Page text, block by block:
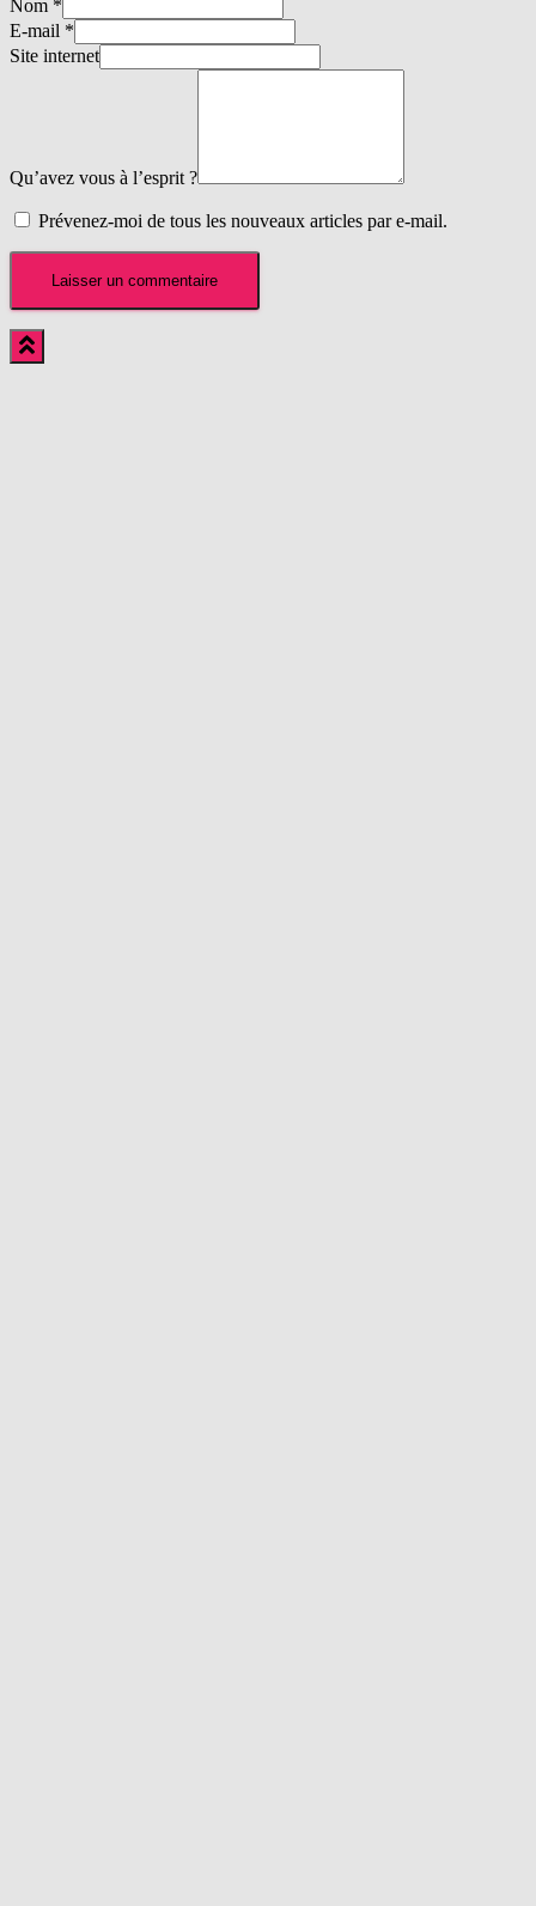
Nom *
E-mail *
Site internet
Qu’avez vous à l’esprit ?
Prévenez-moi de tous les nouveaux articles par e-mail.